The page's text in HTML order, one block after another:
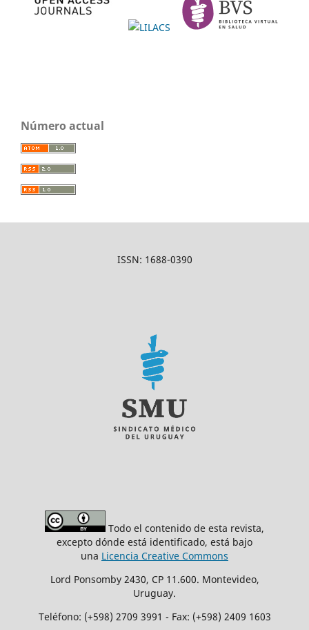
Número actual
ISSN: 1688-0390
Todo el contenido de esta revista,
excepto dónde está identificado, está bajo
una Licencia Creative Commons
Lord Ponsomby 2430, CP 11.600. Montevideo,
Uruguay.
Teléfono: (+598) 2709 3991 - Fax: (+598) 2409 1603